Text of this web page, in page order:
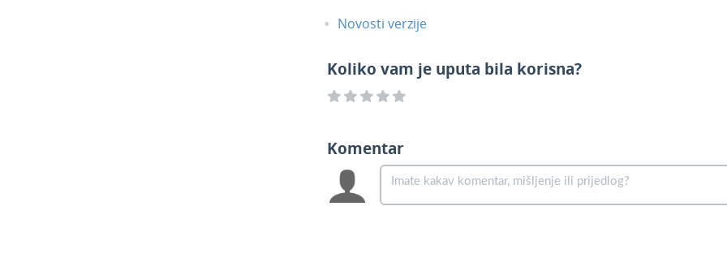
Novosti verzije
Koliko vam je uputa bila korisna?
Komentar